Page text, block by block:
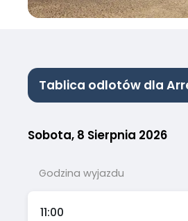
Tablica odlotów dla
Sobota, 8 Sierpnia 2026
Godzina wyjazdu
11:00